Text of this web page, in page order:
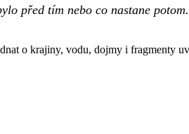
před tím nebo co nastane
o krajiny, vodu, dojmy i fragmenty